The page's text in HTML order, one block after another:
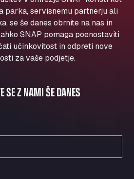
24, 68219
27404
89188
66871
- XXL Truckwash.de
63811
parka, servisnemu partnerju ali
se še danes obrnite na nas in
SNAP pomaga poenostaviti
učinkovitost in odpreti nove
za vaše podjetje.
SE Z NAMI ŠE DANES